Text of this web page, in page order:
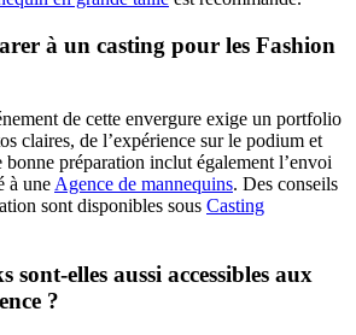
à un casting pour les Fashion
de cette envergure exige un portfolio
claires, de l’expérience sur le podium et
préparation inclut également l’envoi
à une Agence de mannequins. Des conseils
sont disponibles sous Casting
sont-elles aussi accessibles aux
?